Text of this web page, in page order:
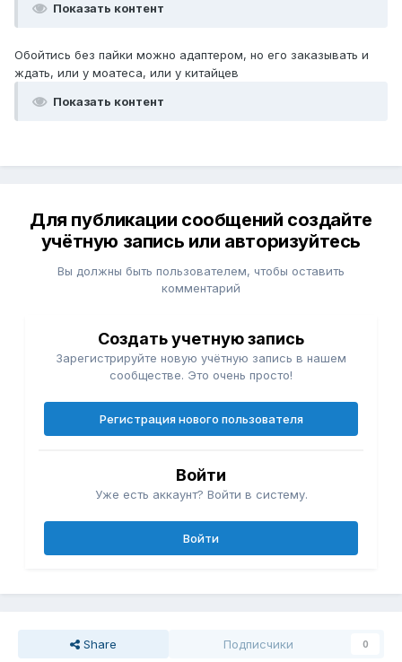
Показать контент
Обойтись без пайки можно адаптером, но его заказывать и
ждать, или у моатеса, или у китайцев
Показать контент
Для публикации сообщений создайте
учётную запись или авторизуйтесь
Вы должны быть пользователем, чтобы оставить
комментарий
Создать учетную запись
Зарегистрируйте новую учётную запись в нашем
сообществе. Это очень просто!
Регистрация нового пользователя
Войти
Уже есть аккаунт? Войти в систему.
Войти
Share Подписчики 0